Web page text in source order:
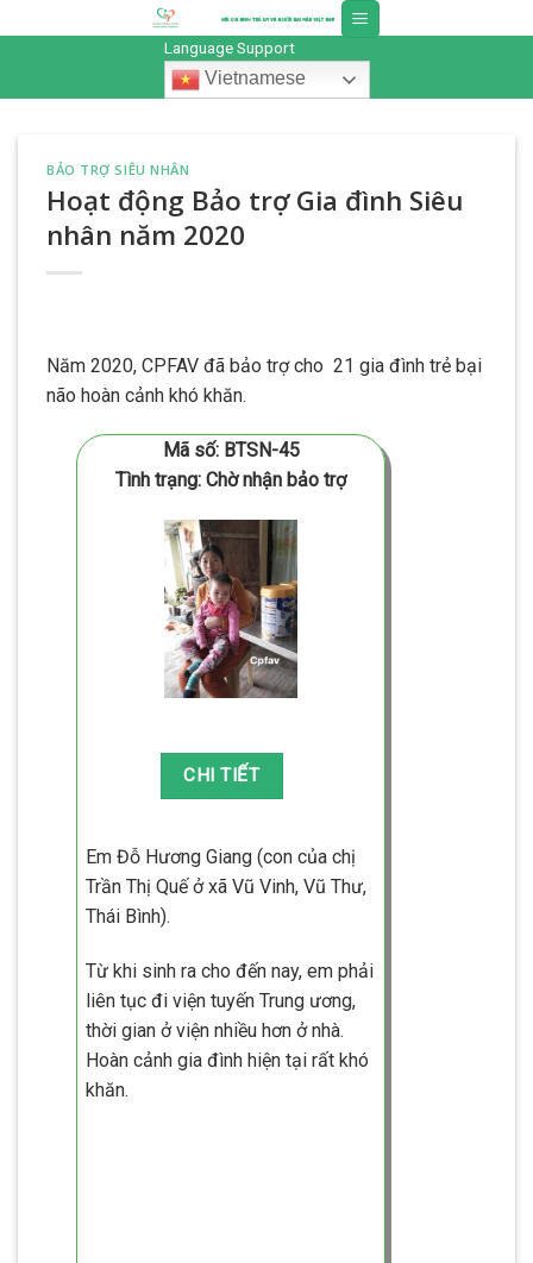
to
Language Support
Vietnamese
BẢO TRỢ SIÊU NHÂN
Hoạt động Bảo trợ Gia đình Siêu
nhân năm 2020
Năm 2020, CPFAV đã bảo trợ cho 21 gia đình trẻ bại
não hoàn cảnh khó khăn.
Mã số: BTSN-45
Tình trạng: Chờ nhận bảo trợ
Em Đỗ Hương Giang (con của chị
Trần Thị Quế ở xã Vũ Vinh, Vũ Thư,
Thái Bình).
Từ khi sinh ra cho đến nay, em phải
liên tục đi viện tuyến Trung ương,
thời gian ở viện nhiều hơn ở nhà.
Hoàn cảnh gia đình hiện tại rất khó
khăn.